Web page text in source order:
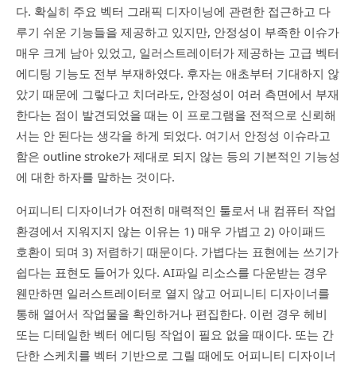
다. 확실히 주요 벡터 그래픽 디자이닝에 관련한 접근하고 다
루기 쉬운 기능들을 제공하고 있지만, 안정성이 부족한 이슈가
매우 크게 남아 있었고, 일러스트레이터가 제공하는 고급 벡터
에디팅 기능도 전부 부재하였다. 후자는 애초부터 기대하지 않
았기 때문에 그렇다고 치더라도, 안정성이 여러 측면에서 부재
한다는 점이 발견되었을 때는 이 프로그램을 전적으로 신뢰해
서는 안 된다는 생각을 하게 되었다. 여기서 안정성 이슈라고
함은 outline stroke가 제대로 되지 않는 등의 기본적인 기능성
에 대한 하자를 말하는 것이다.
어피니티 디자이너가 여전히 매력적인 툴로서 내 컴퓨터 작업
환경에서 지워지지 않는 이유는 1) 매우 가볍고 2) 아이패드
호환이 되며 3) 저렴하기 때문이다. 가볍다는 표현에는 쓰기가
쉽다는 표현도 들어가 있다. AI파일 리소스를 다운받는 경우
웬만하면 일러스트레이터로 열지 않고 어피니티 디자이너를
통해 열어서 작업물을 확인하거나 편집한다. 이런 경우 헤비
또는 디테일한 벡터 에디팅 작업이 필요 없을 때이다. 또는 간
단한 스케치를 벡터 기반으로 그릴 때에도 어피니티 디자이너